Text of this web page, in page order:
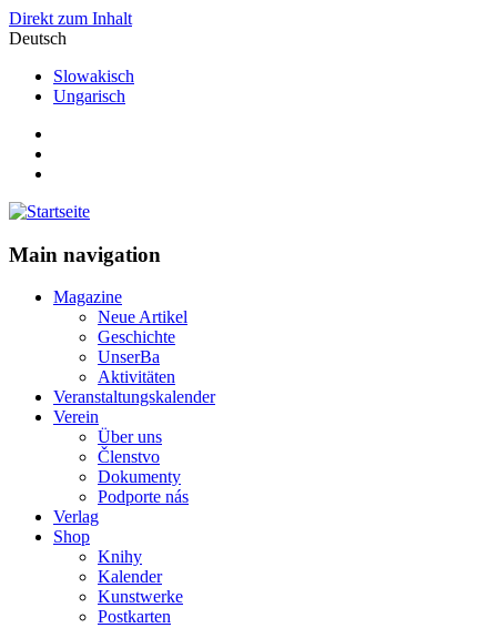
Direkt zum Inhalt
Deutsch
Slowakisch
Ungarisch
Main navigation
Magazine
Neue Artikel
Geschichte
UnserBa
Aktivitäten
Veranstaltungskalender
Verein
Über uns
Členstvo
Dokumenty
Podporte nás
Verlag
Shop
Knihy
Kalender
Kunstwerke
Postkarten